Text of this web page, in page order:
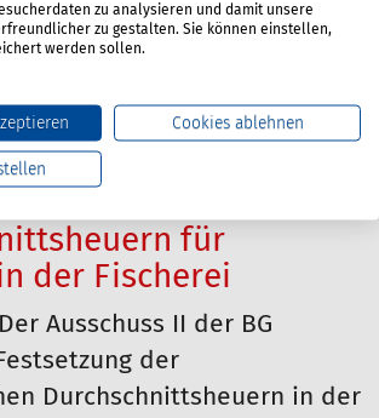
die Durchschnittsheuern
der Kauffahrtei (Abschnitt
für
der Fischerei
Ausschuss II der BG
der
Durchschnittsheuern in der
zu analysieren und damit unsere
zu gestalten. Sie können einstellen,
werden sollen.
Cookies ablehnen